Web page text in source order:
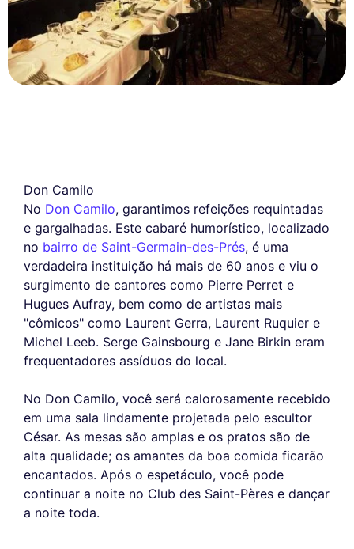
Don Camilo
No Don Camilo, garantimos refeições requintadas
e gargalhadas. Este cabaré humorístico, localizado
no bairro de Saint-Germain-des-Prés, é uma
verdadeira instituição há mais de 60 anos e viu o
surgimento de cantores como Pierre Perret e
Hugues Aufray, bem como de artistas mais
"cômicos" como Laurent Gerra, Laurent Ruquier e
Michel Leeb. Serge Gainsbourg e Jane Birkin eram
frequentadores assíduos do local.
No Don Camilo, você será calorosamente recebido
em uma sala lindamente projetada pelo escultor
César. As mesas são amplas e os pratos são de
alta qualidade; os amantes da boa comida ficarão
encantados. Após o espetáculo, você pode
continuar a noite no Club des Saint-Pères e dançar
a noite toda.